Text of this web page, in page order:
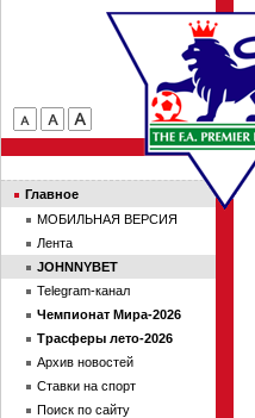
Главное
МОБИЛЬНАЯ ВЕРСИЯ
Лента
JOHNNYBET
Telegram-канал
Чемпионат Мира-2026
Трасферы лето-2026
Архив новостей
Ставки на спорт
Поиск по сайту